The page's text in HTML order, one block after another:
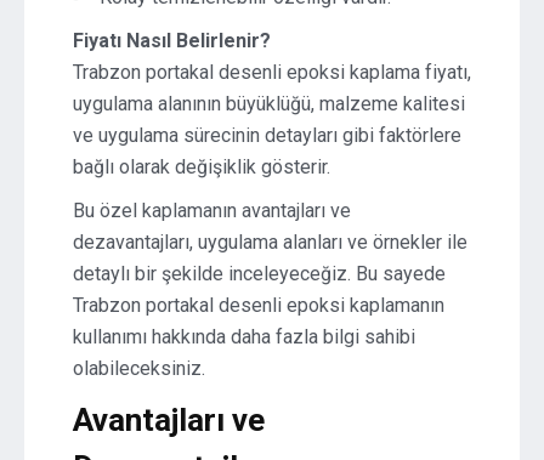
Fiyatı Nasıl Belirlenir?
Trabzon portakal desenli epoksi kaplama fiyatı,
uygulama alanının büyüklüğü, malzeme kalitesi
ve uygulama sürecinin detayları gibi faktörlere
bağlı olarak değişiklik gösterir.
Bu özel kaplamanın avantajları ve
dezavantajları, uygulama alanları ve örnekler ile
detaylı bir şekilde inceleyeceğiz. Bu sayede
Trabzon portakal desenli epoksi kaplamanın
kullanımı hakkında daha fazla bilgi sahibi
olabileceksiniz.
Avantajları ve